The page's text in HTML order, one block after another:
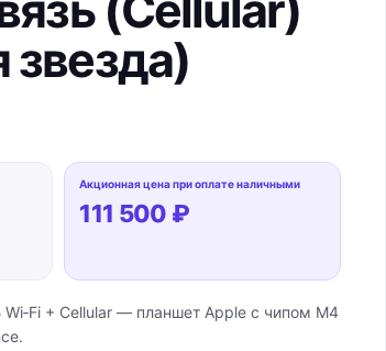
Акционная цена при оплате наличными
111 500 ₽
+ Cellular — планшет Apple с чипом M4